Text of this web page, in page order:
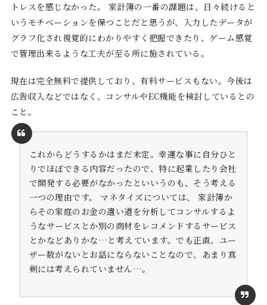
トレスを感じなかった。 家計簿の一番の課題は、日々続けると
いうモチベーションを保つことだと思うが、入力したデータが
グラフ化され視覚的にわかりやすく把握できたり、ゲーム感覚
で管理出来るような工夫が至る所に施されている。
現在は完全無料で提供しており、有料サービスもない。今後は
広告収入などではなく、コンサルやEC機能を検討しているとの
こと。
これからどうするかはまだ未定。幸運な事に自分ひと
りでほぼできる内容だったので、特に起業したり会社
で開発する必要がなかったといいうのも、そう考える
一つの理由です。 マネタイズについては、 家計簿か
らその家庭のお金の遣い道を分析してコンサルするよ
うなサービスとか別の商材をレコメンドするサービス
とかなどありかな…と考えています。でも正直、ユー
ザー数がないとお話にならないことなので、あまり真
剣には考えられていません…。